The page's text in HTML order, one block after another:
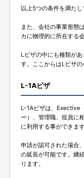
以上5つの条件を満たし
また、会社の事業形態
カに物理的に所在する
Lビザの中にも種類が
す。ここからはLビザの
L-1Aビザ
L-1Aビザは、Exective
ー）、管理職、役員に
に利用する事ができます
申請が認可された場合
の延長が可能です。継
ります。